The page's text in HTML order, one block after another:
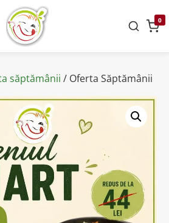
0
săptămânii / Oferta Săptămânii